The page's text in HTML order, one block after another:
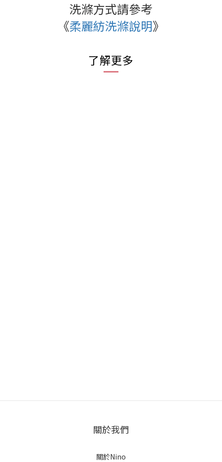
洗滌方式請參考
《柔麗紡洗滌說明》
了解更多
關於我們
關於Nino